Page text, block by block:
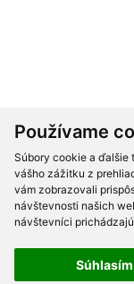
Používame
Súbory cookie a ďalšie
vášho zážitku z
vám zobrazovali
návštevnosti našich
návštevníci
Súhlasím
Tel.:
O nás|Ako nakupovať